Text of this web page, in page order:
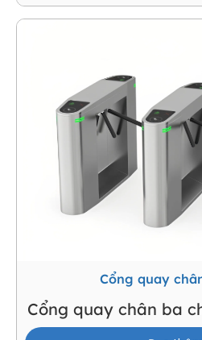
Cổng quay
Cổng quay chân ba